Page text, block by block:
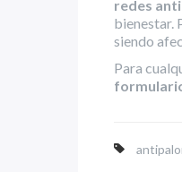
redes
bienestar.
siendo
Para